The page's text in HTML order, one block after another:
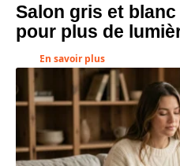
Salon gris et
pour plus de
En savoir plus